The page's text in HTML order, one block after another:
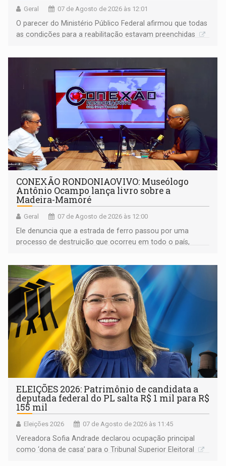
Geral 07 de Agosto de 2026 às 12:01
O parecer do Ministério Público Federal afirmou que todas
as condições para a reabilitação estavam preenchidas
CONEXÃO RONDONIAOVIVO: Museólogo
Antônio Ocampo lança livro sobre a
Madeira-Mamoré
Geral 07 de Agosto de 2026 às 12:00
Ele denuncia que a estrada de ferro passou por uma
processo de destruição que ocorreu em todo o país,
ELEIÇÕES 2026: Patrimônio de candidata a
deputada federal do PL salta R$ 1 mil para R$
155 mil
Eleições 2026 07 de Agosto de 2026 às 11:45
Vereadora Sofia Andrade declarou ocupação principal
como ‘dona de casa’ para o Tribunal Superior Eleitoral